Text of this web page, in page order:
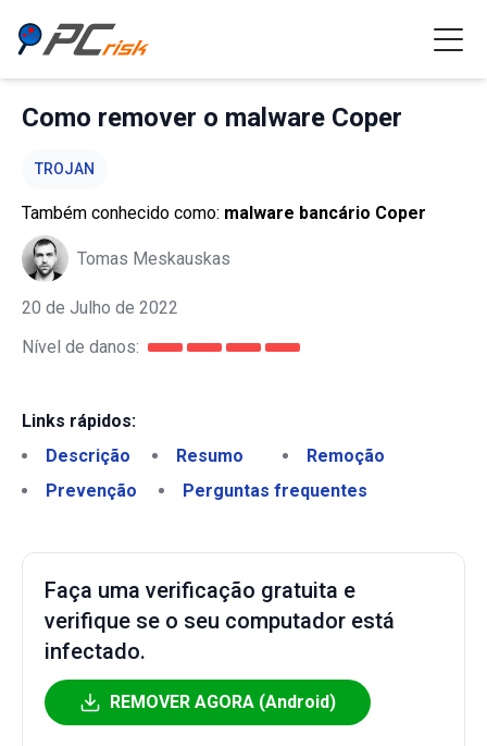
Como remover o malware Coper
TROJAN
Também conhecido como: malware bancário Coper
Tomas Meskauskas
20 de Julho de 2022
Nível de danos:
Links rápidos:
Descrição
Resumo
Remoção
Prevenção
Perguntas frequentes
Faça uma verificação gratuita e
verifique se o seu computador está
infectado.
REMOVER AGORA (Android)